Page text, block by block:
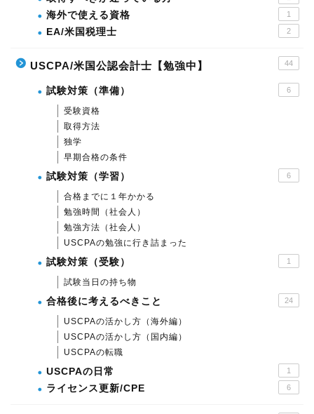
海外で使える資格 1
EA/米国税理士 2
USCPA/米国公認会計士【勉強中】 44
試験対策（準備） 6
受験資格
取得方法
独学
早期合格の条件
試験対策（学習） 6
合格までに１年かかる
勉強時間（社会人）
勉強方法（社会人）
USCPAの勉強に行き詰まった
試験対策（受験） 1
試験当日の持ち物
合格後に考えるべきこと 24
USCPAの活かし方（海外編）
USCPAの活かし方（国内編）
USCPAの転職
USCPAの日常 1
ライセンス更新/CPE 6